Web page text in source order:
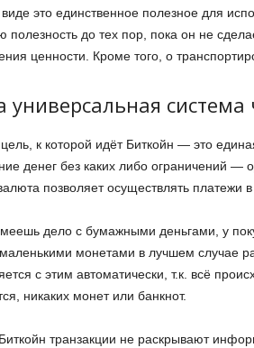
это единственное полезное для
полезность до тех пор, пока он не
ценности. Кроме того, о
универсальная
цель, к которой идёт Биткойн — это
денег без каких либо ограничений —
позволяет осуществлять
дело с бумажными деньгами, у
монетами в лучшем случае
с этим автоматически, т.к. всё
никаких монет или банкнот.
транзакции не раскрывают